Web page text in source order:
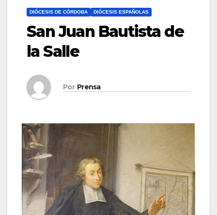
DIÓCESIS DE CÓRDOBA DIÓCESIS ESPAÑOLAS
San Juan Bautista de
la Salle
Por Prensa